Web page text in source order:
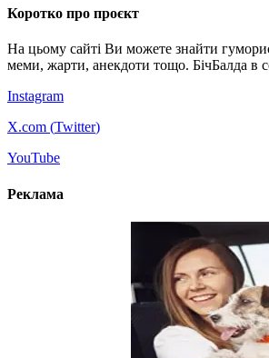
Коротко про проєкт
На цьому сайті Ви можете знайти
меми, жарти, анекдоти тощо. БічБалда в
Instagram
X.com (Twitter)
YouTube
Реклама